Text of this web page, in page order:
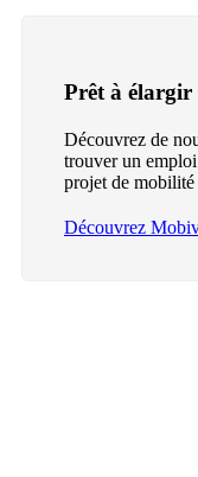
Prêt à élargir
Découvrez de
trouver un
projet de
Découvrez